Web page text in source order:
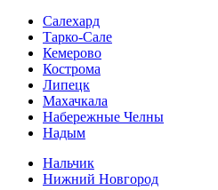
Салехард
Тарко-Сале
Кемерово
Кострома
Липецк
Махачкала
Набережные Челны
Надым
Нальчик
Нижний Новгород